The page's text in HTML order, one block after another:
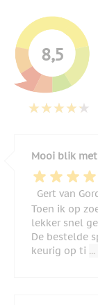
8,5
Mooi blik
Gert van
Toen ik op
lekker snel
De bestelde
keurig op ti